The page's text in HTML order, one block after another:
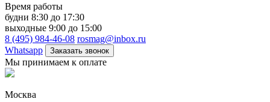
Время работы
будни 8:30 до 17:30
выходные 9:00 до 15:00
8 (495) 984-46-08 rosmag@inbox.ru
Whatsapp
Заказать звонок
Мы принимаем к оплате
Москва